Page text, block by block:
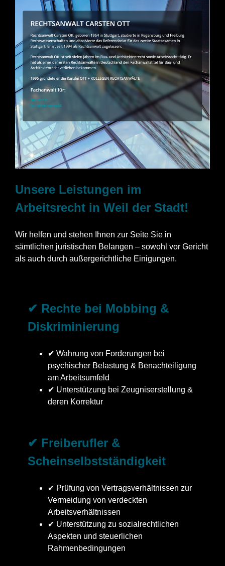
Unsere Leistungen im
Arbeitsrecht in Weil der Stadt!
Wir helfen und stehen Ihnen zur Seite Sie in
sämtlichen juristischen Belangen – sowohl vor Gericht
als auch durch außergerichtliche Einigungen.
✔ Rechte bei Mobbing &
Diskriminierung
✔ Wahrung von Forderungen bei
psychischer Belastung & Benachteiligung
am Arbeitsumfeld
✔ Unterstützung bei Zeugniserstellung &
deren Korrektur
✔ Freiberufler &
Scheinselbstständigkeit
✔ Prüfung von Vertragsverhältnissen zur
Vermeidung von verdeckten
Arbeitsverhältnissen
✔ Unterstützung zu sozialrechtlichen
Aspekten und steuerlichen
Rahmenbedingungen